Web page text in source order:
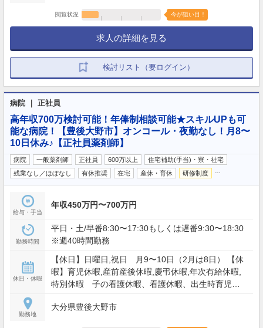
閲覧状況 今が狙い目！
求人の詳細を見る
検討リスト（要ログイン）
病院 ｜ 正社員
高年収700万検討可能！年俸制相談可能★スキルUPも可
能な病院！【豊後大野市】オンコール・夜勤なし！月8〜
10日休み♪【正社員薬剤師】
病院 一般薬剤師 正社員 600万以上
住宅補助(手当)・寮・社宅
残業なし／ほぼなし
有休推奨 在宅 産休・育休 研修制度
給与・手当
年収450万円〜700万円
勤務時間
平日・土/早番8:30〜17:30もしくは遅番9:30〜18:30
※週40時間勤務
休日・休暇
【休日】日曜日,祝日 月9〜10日（2月は8日） 【休
暇】育児休暇,産前産後休暇,慶弔休暇,年次有給休暇,
特別休暇 子の看護休暇、看護休暇、出生時育児休
勤務地
大分県豊後大野市